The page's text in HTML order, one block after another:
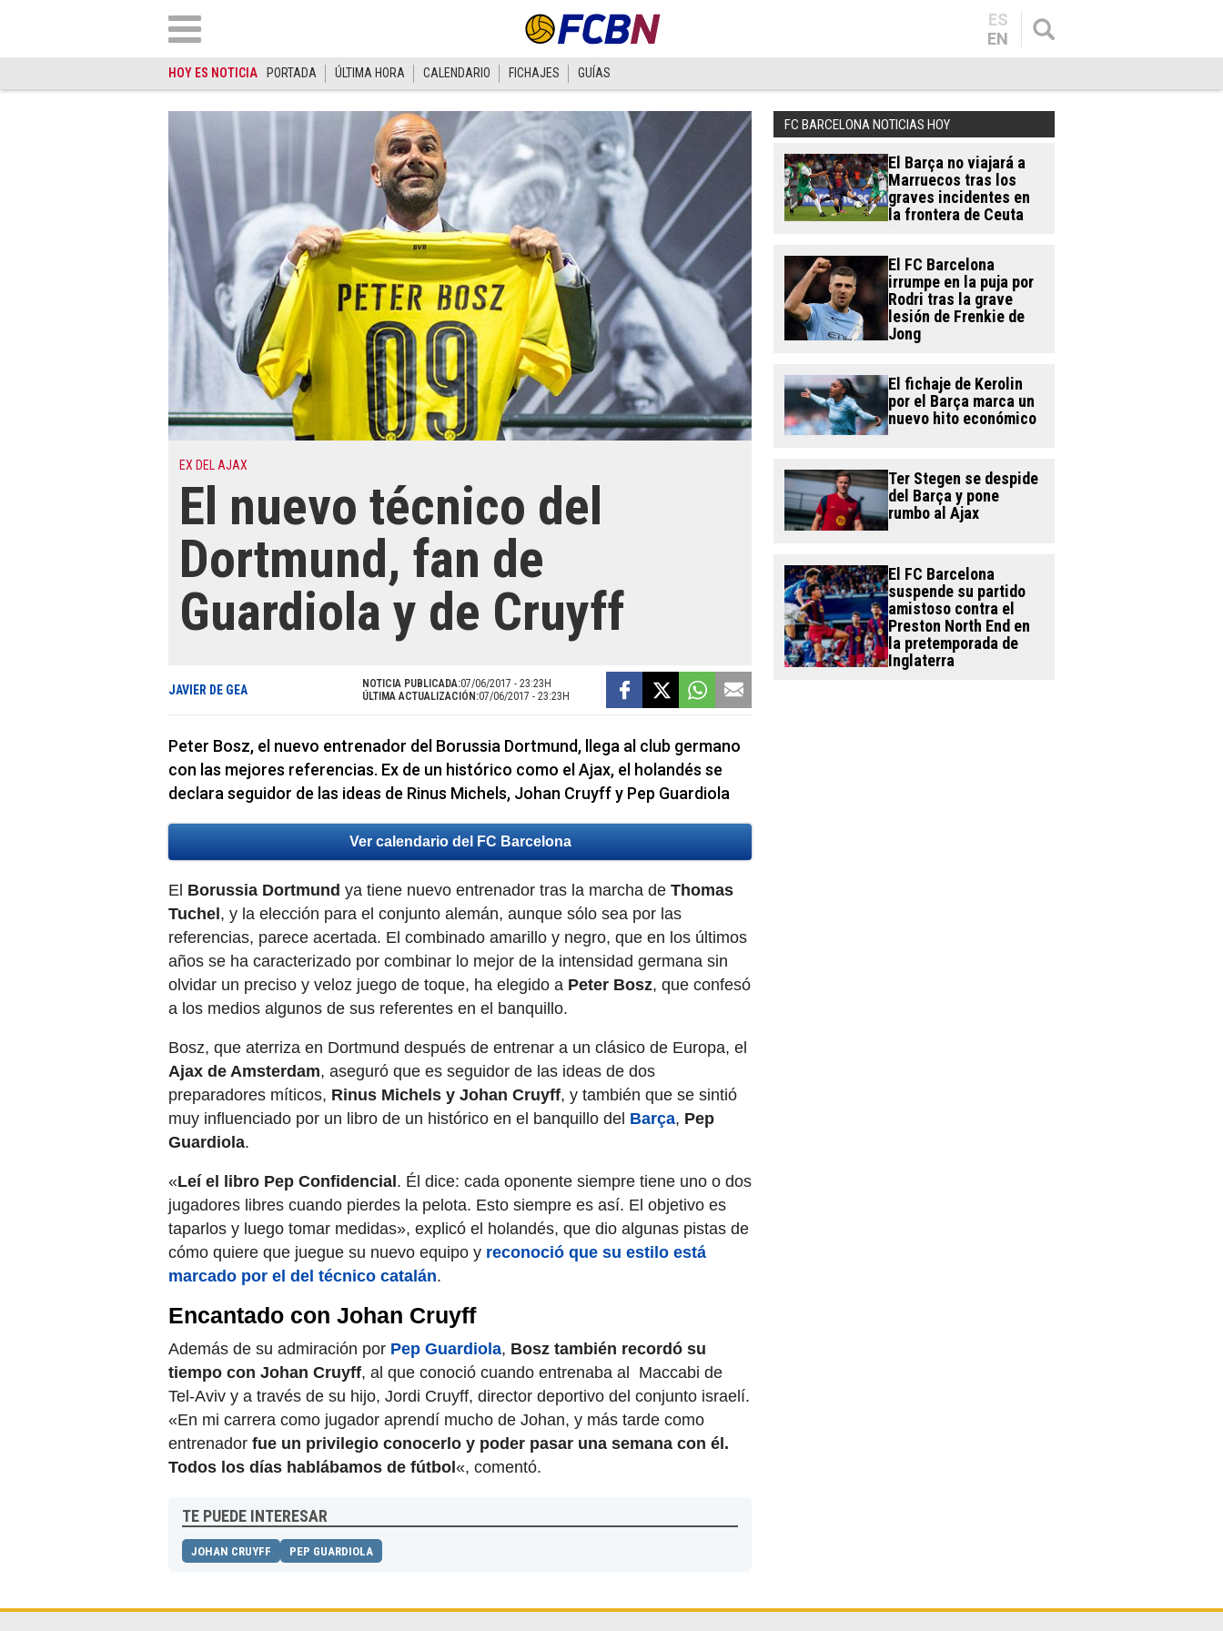
ES
EN
HOY ES NOTICIA PORTADA ÚLTIMA HORA CALENDARIO FICHAJES GUÍAS
EX DEL AJAX
El nuevo técnico del
Dortmund, fan de
Guardiola y de Cruyff
JAVIER DE GEA NOTICIA PUBLICADA:07/06/2017 - 23:23H
ÚLTIMA ACTUALIZACIÓN:07/06/2017 - 23:23H
Peter Bosz, el nuevo entrenador del Borussia Dortmund, llega al club germano
con las mejores referencias. Ex de un histórico como el Ajax, el holandés se
declara seguidor de las ideas de Rinus Michels, Johan Cruyff y Pep Guardiola
Ver calendario del FC Barcelona
El Borussia Dortmund ya tiene nuevo entrenador tras la marcha de Thomas
Tuchel , y la elección para el conjunto alemán, aunque sólo sea por las
referencias, parece acertada. El combinado amarillo y negro, que en los últimos
años se ha caracterizado por combinar lo mejor de la intensidad germana sin
olvidar un preciso y veloz juego de toque, ha elegido a Peter Bosz, que confesó
a los medios algunos de sus referentes en el banquillo.
Bosz, que aterriza en Dortmund después de entrenar a un clásico de Europa, el
Ajax de Amsterdam, aseguró que es seguidor de las ideas de dos
preparadores míticos, Rinus Michels y Johan Cruyff, y también que se sintió
muy influenciado por un libro de un histórico en el banquillo del Barça, Pep
Guardiola.
«Leí el libro Pep Confidencial . Él dice: cada oponente siempre tiene uno o dos
jugadores libres cuando pierdes la pelota. Esto siempre es así. El objetivo es
taparlos y luego tomar medidas», explicó el holandés, que dio algunas pistas de
cómo quiere que juegue su nuevo equipo y reconoció que su estilo está
marcado por el del técnico catalán.
Encantado con Johan Cruyff
Además de su admiración por Pep Guardiola, Bosz también recordó su
tiempo con Johan Cruyff, al que conoció cuando entrenaba al Maccabi de
Tel-Aviv y a través de su hijo, Jordi Cruyff, director deportivo del conjunto israelí.
«En mi carrera como jugador aprendí mucho de Johan, y más tarde como
entrenador fue un privilegio conocerlo y poder pasar una semana con él.
Todos los días hablábamos de fútbol «, comentó.
TE PUEDE INTERESAR
JOHAN CRUYFF PEP GUARDIOLA
FC BARCELONA NOTICIAS HOY
El Barça no viajará a
Marruecos tras los
graves incidentes en
la frontera de Ceuta
El FC Barcelona
irrumpe en la puja por
Rodri tras la grave
lesión de Frenkie de
Jong
El fichaje de Kerolin
por el Barça marca un
nuevo hito económico
Ter Stegen se despide
del Barça y pone
rumbo al Ajax
El FC Barcelona
suspende su partido
amistoso contra el
Preston North End en
la pretemporada de
Inglaterra